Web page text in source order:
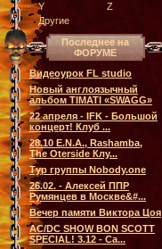
Y
Z
Другие
Последнее на
ФОРУМЕ
Видеоурок FL studio
Новый англоязычный
альбом TIMATI «SWAGG»
22 апреля - IFK - Большой
концерт! Клуб ...
28.10 E.N.A., Rashamba,
The Oterside Клу...
Тур группы Nobody.one
26.02. - Алексей ППР
Румянцев в Москве&#...
Вечер памяти Виктора Цоя
AC/DC SHOW BON SCOTT
SPECIAL! 3.12 - Са...